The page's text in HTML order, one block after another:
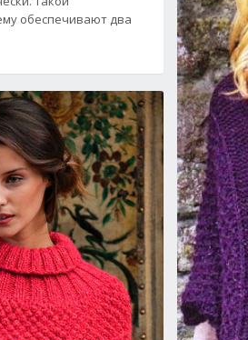
обеспечивают два